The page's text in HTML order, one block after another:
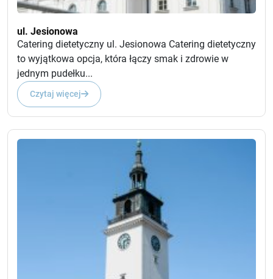
ul. Jesionowa
Catering dietetyczny ul. Jesionowa Catering dietetyczny
to wyjątkowa opcja, która łączy smak i zdrowie w
jednym pudełku...
Czytaj więcej